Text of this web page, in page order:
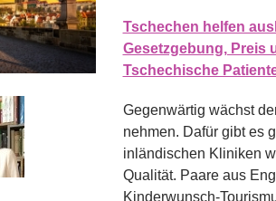
Tschechen helfen
Gesetzgebung, Preis
Tschechische
Gegenwärtig wächst
nehmen. Dafür gibt es
inländischen Kliniken
Qualität. Paare aus
Kinderwunsch-